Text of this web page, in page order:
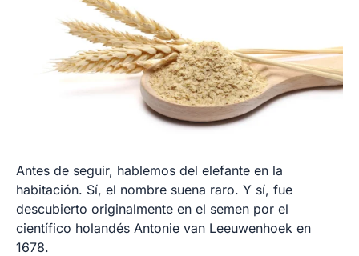
Antes de seguir, hablemos del elefante en la
habitación. Sí, el nombre suena raro. Y sí, fue
descubierto originalmente en el semen por el
científico holandés Antonie van Leeuwenhoek en
1678.